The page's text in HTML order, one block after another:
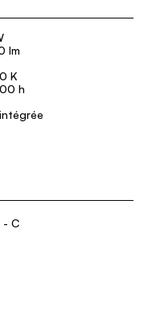
lm
K
h